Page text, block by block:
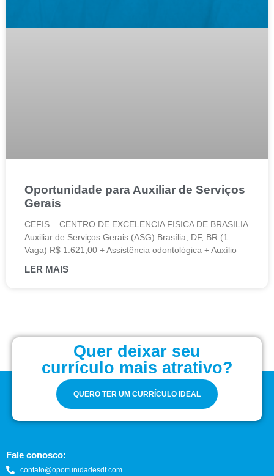
Oportunidade para Auxiliar de Serviços
Gerais
CEFIS – CENTRO DE EXCELENCIA FISICA DE BRASILIA
Auxiliar de Serviços Gerais (ASG) Brasília, DF, BR (1
Vaga) R$ 1.621,00 + Assistência odontológica + Auxílio
LER MAIS
Quer deixar seu
currículo mais atrativo?
QUERO TER UM CURRÍCULO IDEAL
Fale conosco:
contato@oportunidadesdf.com